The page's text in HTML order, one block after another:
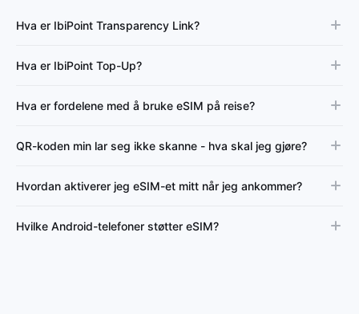
Hva er IbiPoint Transparency Link?
Hva er IbiPoint Top-Up?
Hva er fordelene med å bruke eSIM på reise?
QR-koden min lar seg ikke skanne - hva skal jeg gjøre?
Hvordan aktiverer jeg eSIM-et mitt når jeg ankommer?
Hvilke Android-telefoner støtter eSIM?